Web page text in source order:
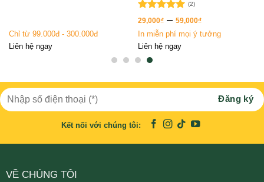
Được xếp
hạng
5 sao
(2)
29,000₫– 59,000₫
In miễn phí mọi ý tưởng
Liên hệ ngay
Chỉ từ 99.000đ - 300.000đ
Liên hệ ngay
Kết nối với chúng tôi:
VỀ CHÚNG TÔI